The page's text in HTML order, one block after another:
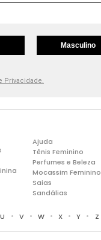
Masculino
Privacidade.
Ajuda
Tênis Feminino
Perfumes e Beleza
Mocassim Feminino
Saias
Sandálias
U • V • W • X • Y • Z